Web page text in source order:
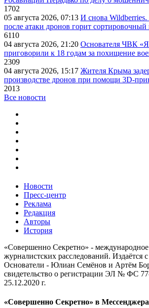
1702
05 августа 2026, 07:13 И снова Wildberries.
после атаки дронов горит сортировочный
6110
04 августа 2026, 21:20 Основателя ЧВК
приговорили к 18 годам за похищение
2309
04 августа 2026, 15:17 Жителя Крыма
производстве дронов при помощи
2013
Все новости
Новости
Пресс-центр
Реклама
Редакция
Авторы
История
«Совершенно Секретно» -
журналистских расследований. Издаётся
Основатели - Юлиан Семёнов и Артём
свидетельство о регистрации ЭЛ № ФС
25.12.2020 г.
«Совершенно Секретно» в